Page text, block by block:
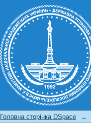
Пошук
Головна сторінка DSpace →